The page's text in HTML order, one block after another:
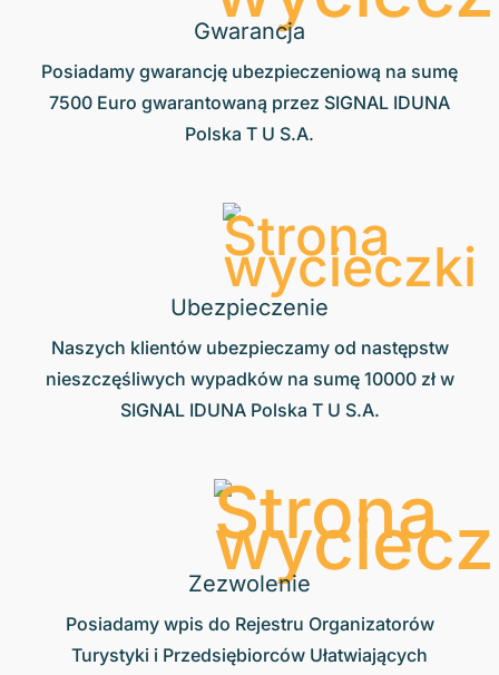
Gwarancja
Posiadamy gwarancję ubezpieczeniową na sumę
7500 Euro gwarantowaną przez SIGNAL IDUNA
Polska T U S.A.
Ubezpieczenie
Naszych klientów ubezpieczamy od następstw
nieszczęśliwych wypadków na sumę 10000 zł w
SIGNAL IDUNA Polska T U S.A.
Zezwolenie
Posiadamy wpis do Rejestru Organizatorów
Turystyki i Przedsiębiorców Ułatwiających